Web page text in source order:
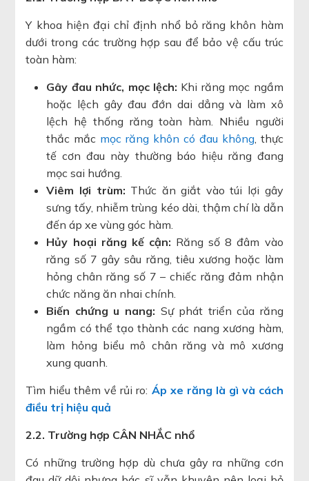
Y khoa hiện đại chỉ định nhổ bỏ răng khôn hàm
dưới trong các trường hợp sau để bảo vệ cấu trúc
toàn hàm:
Gây đau nhức, mọc lệch: Khi răng mọc ngầm
hoặc lệch gây đau đớn dai dẳng và làm xô
lệch hệ thống răng toàn hàm. Nhiều người
thắc mắc mọc răng khôn có đau không, thực
tế cơn đau này thường báo hiệu răng đang
mọc sai hướng.
Viêm lợi trùm: Thức ăn giắt vào túi lợi gây
sưng tấy, nhiễm trùng kéo dài, thậm chí là dẫn
đến áp xe vùng góc hàm.
Hủy hoại răng kế cận: Răng số 8 đâm vào
răng số 7 gây sâu răng, tiêu xương hoặc làm
hỏng chân răng số 7 – chiếc răng đảm nhận
chức năng ăn nhai chính.
Biến chứng u nang: Sự phát triển của răng
ngầm có thể tạo thành các nang xương hàm,
làm hỏng biểu mô chân răng và mô xương
xung quanh.
Tìm hiểu thêm về rủi ro: Áp xe răng là gì và cách
điều trị hiệu quả
2.2. Trường hợp CÂN NHẮC nhổ
Có những trường hợp dù chưa gây ra những cơn